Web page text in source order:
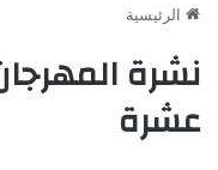
الرئيسية
نشرة
عشرة